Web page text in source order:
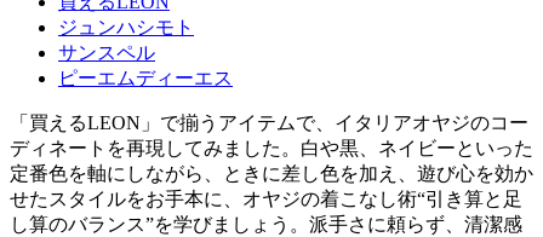
ジュンハシモト
サンスペル
ピーエムディーエス
「買えるLEON」で揃うアイテムで、イタリアオヤジのコー
ディネートを再現してみました。白や黒、ネイビーといった
定番色を軸にしながら、ときに差し色を加え、遊び心を効か
せたスタイルをお手本に、オヤジの着こなし術“引き算と足
し算のバランス”を学びましょう。派手さに頼らず、清潔感